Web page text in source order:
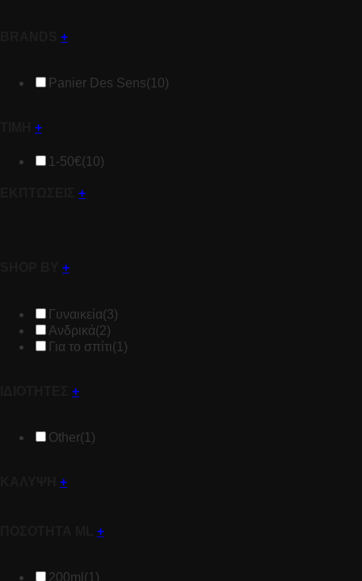
+
Panier Des Sens(10)
+
1-50€(10)
+
+
Γυναικεία(3)
Ανδρικά(2)
Για το σπίτι(1)
+
Other(1)
+
+
200ml (1)